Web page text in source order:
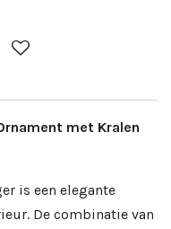
met Kralen
is een elegante
De combinatie van